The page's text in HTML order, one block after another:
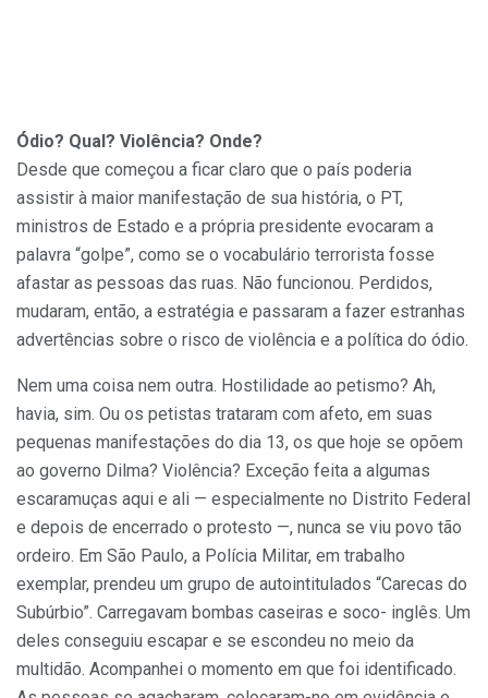
Ódio? Qual? Violência? Onde?
Desde que começou a ficar claro que o país poderia
assistir à maior manifestação de sua história, o PT,
ministros de Estado e a própria presidente evocaram a
palavra “golpe”, como se o vocabulário terrorista fosse
afastar as pessoas das ruas. Não funcionou. Perdidos,
mudaram, então, a estratégia e passaram a fazer estranhas
advertências sobre o risco de violência e a política do ódio.
Nem uma coisa nem outra. Hostilidade ao petismo? Ah,
havia, sim. Ou os petistas trataram com afeto, em suas
pequenas manifestações do dia 13, os que hoje se opõem
ao governo Dilma? Violência? Exceção feita a algumas
escaramuças aqui e ali — especialmente no Distrito Federal
e depois de encerrado o protesto —, nunca se viu povo tão
ordeiro. Em São Paulo, a Polícia Militar, em trabalho
exemplar, prendeu um grupo de autointitulados “Carecas do
Subúrbio”. Carregavam bombas caseiras e soco- inglês. Um
deles conseguiu escapar e se escondeu no meio da
multidão. Acompanhei o momento em que foi identificado.